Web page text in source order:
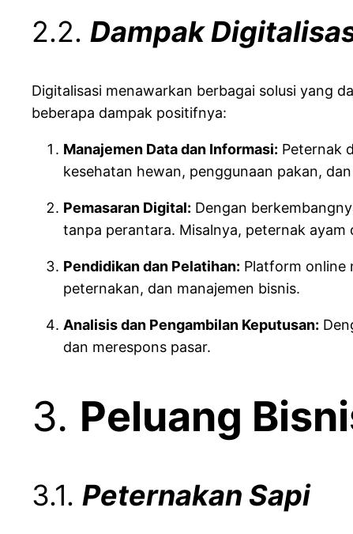
2.2. Dampak
Digitalisasi menawarkan berbagai solusi yang
beberapa dampak positifnya:
Manajemen Data dan Informasi: Peternak
kesehatan hewan, penggunaan pakan,
Pemasaran Digital: Dengan
tanpa perantara. Misalnya, peternak
Pendidikan dan Pelatihan: Platform online
peternakan, dan manajemen bisnis.
Analisis dan Pengambilan Keputusan:
dan merespons pasar.
3. Peluang
3.1. Peternakan Sapi